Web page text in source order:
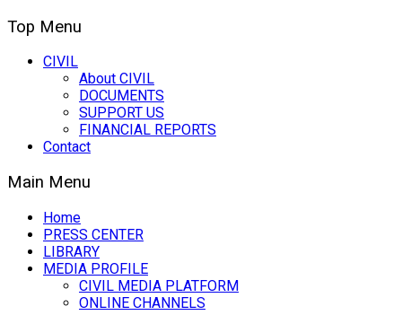
Top Menu
CIVIL
About CIVIL
DOCUMENTS
SUPPORT US
FINANCIAL REPORTS
Contact
Main Menu
Home
PRESS CENTER
LIBRARY
MEDIA PROFILE
CIVIL MEDIA PLATFORM
ONLINE CHANNELS